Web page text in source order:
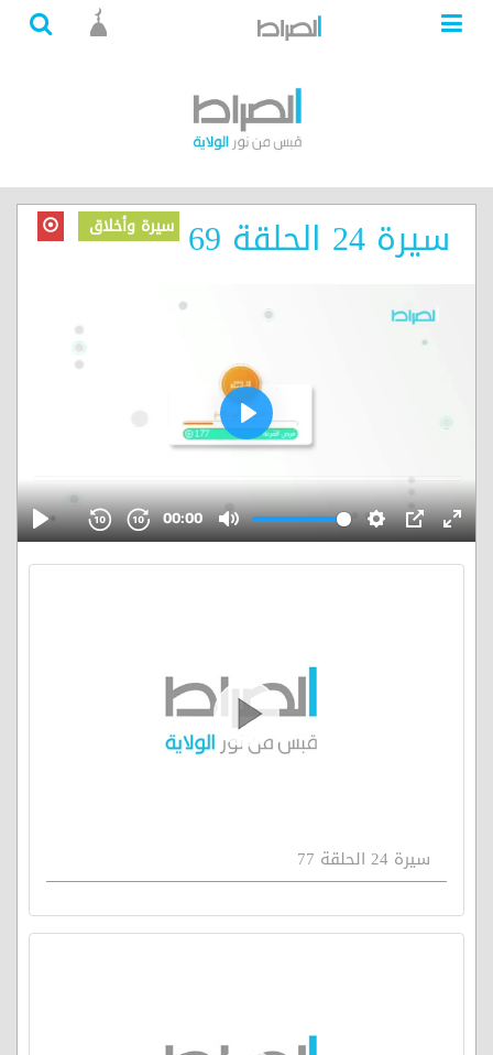
سيرة 24 الحلقة 69 سيرة وأخلاق
سيرة 24 الحلقة 77